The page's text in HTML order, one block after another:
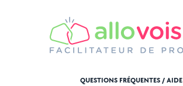
QUESTIONS FRÉQUENTES / AIDE